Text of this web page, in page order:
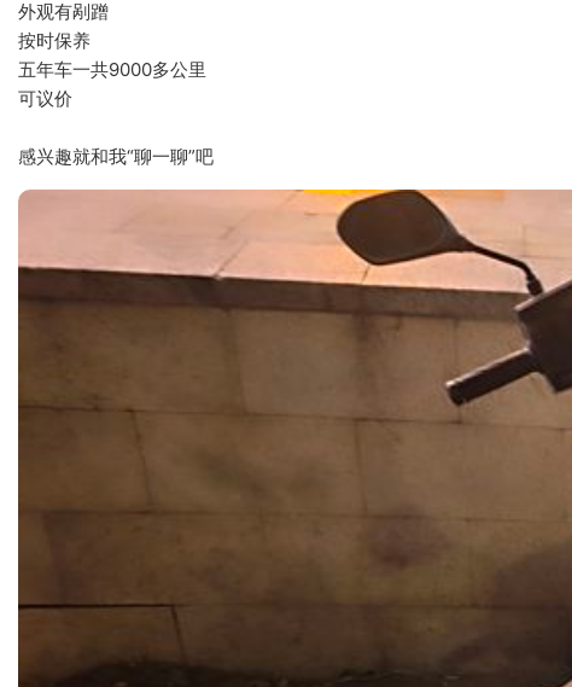
外观有剐蹭
按时保养
五年车一共9000多公里
可议价
感兴趣就和我“聊一聊”吧